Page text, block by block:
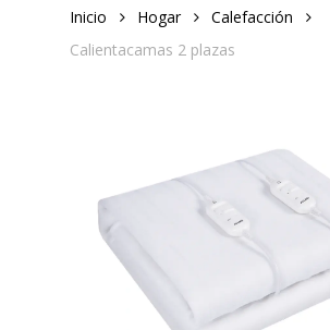
Inicio Hogar
Calefacción
Calientacamas 2 plazas